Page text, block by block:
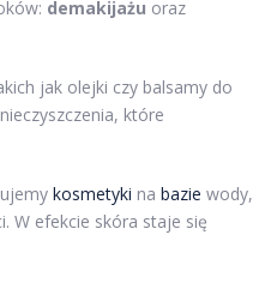
demakijażu oraz
jak olejki czy balsamy do
które
kosmetyki na bazie wody,
W efekcie skóra staje się